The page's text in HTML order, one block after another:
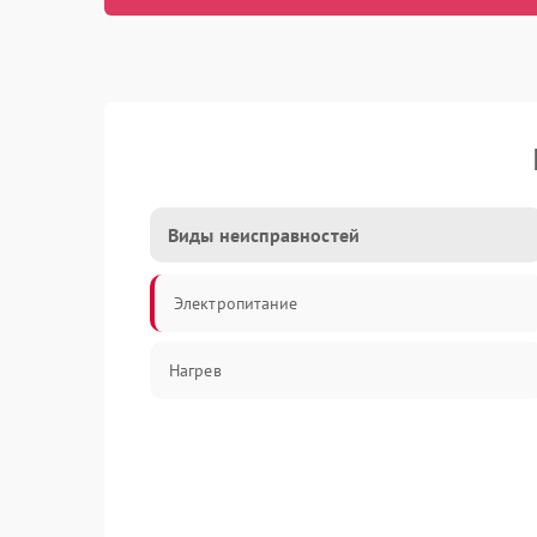
Виды неисправностей
Электропитание
Нагрев